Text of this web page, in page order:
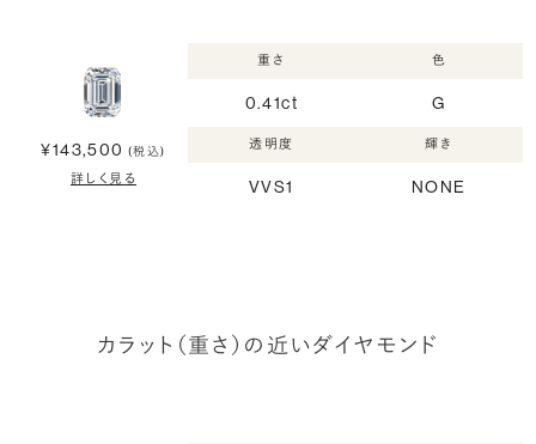
¥143,500 (税込)
詳しく見る
重さ
0.41ct
色
G
透明度
VVS1
輝き
NONE
カラット（重さ）の近いダイヤモンド